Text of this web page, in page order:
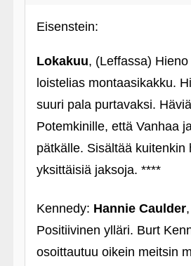
Eisenstein:
Lokakuu, (Leffassa)
loistelias montaasikakku.
suuri pala purtavaksi.
Potemkinille, että Vanhaa
pätkälle. Sisältää kuitenkin
yksittäisiä jaksoja. ****
Kennedy: Hannie Caulder
Positiivinen ylläri. Burt
osoittautuu oikein meitsin